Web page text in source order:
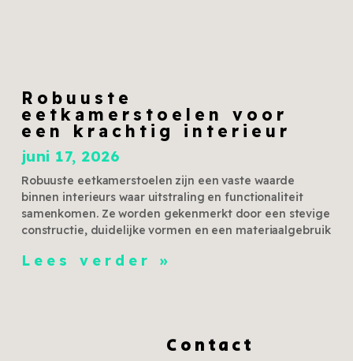
Robuuste
eetkamerstoelen voor
een krachtig interieur
juni 17, 2026
Robuuste eetkamerstoelen zijn een vaste waarde
binnen interieurs waar uitstraling en functionaliteit
samenkomen. Ze worden gekenmerkt door een stevige
constructie, duidelijke vormen en een materiaalgebruik
Lees verder »
Contact